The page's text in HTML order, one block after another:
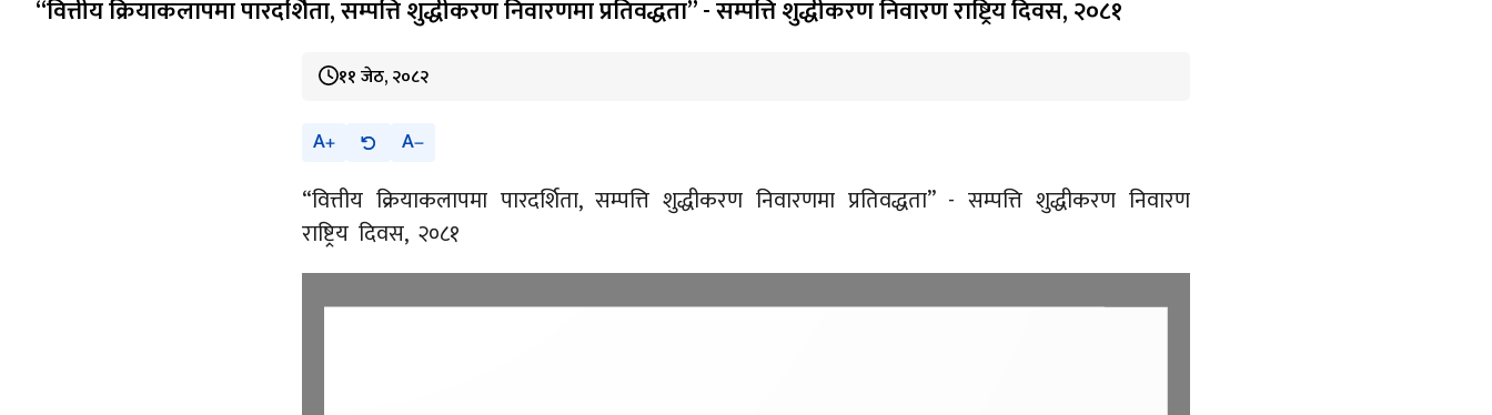
“वित्तीय क्रियाकलापमा पारदर्शिता, सम्पत्ति शुद्धीकरण निवारणमा प्रतिवद्धता” - सम्पत्ति शुद्धीकरण निवारण राष्ट्रिय दिवस, २०८१
११ जेठ, २०८२
A A
“वित्तीय क्रियाकलापमा पारदर्शिता, सम्पत्ति शुद्धीकरण निवारणमा प्रतिवद्धता” - सम्पत्ति शुद्धीकरण निवारण
राष्ट्रिय दिवस, २०८१